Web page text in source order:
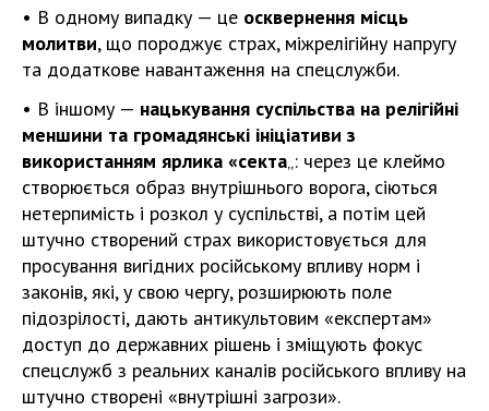
• В одному випадку — це осквернення місць
молитви, що породжує страх, міжрелігійну напругу
та додаткове навантаження на спецслужби.
• В іншому — нацькування суспільства на релігійні
меншини та громадянські ініціативи з
використанням ярлика «секта„: через це клеймо
створюється образ внутрішнього ворога, сіються
нетерпимість і розкол у суспільстві, а потім цей
штучно створений страх використовується для
просування вигідних російському впливу норм і
законів, які, у свою чергу, розширюють поле
підозрілості, дають антикультовим «експертам»
доступ до державних рішень і зміщують фокус
спецслужб з реальних каналів російського впливу на
штучно створені «внутрішні загрози».